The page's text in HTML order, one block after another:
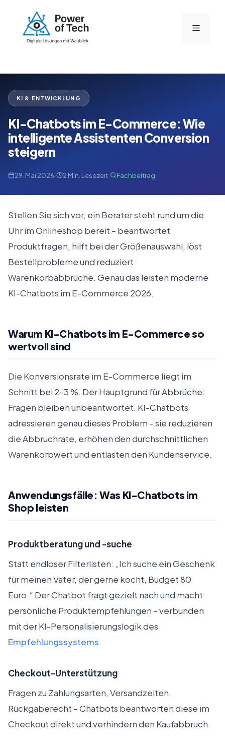
springen
Menü
KI & ENTWICKLUNG
KI-Chatbots im E-Commerce: Wie
intelligente Assistenten Conversion
steigern
29. Mai 2026· 2 Min. Lesezeit· Fachbeitrag
Stellen Sie sich vor, ein Berater steht rund um die
Uhr im Onlineshop bereit – beantwortet
Produktfragen, hilft bei der Größenauswahl, löst
Bestellprobleme und reduziert
Warenkorbabbrüche. Genau das leisten moderne
KI-Chatbots im E-Commerce 2026.
Warum KI-Chatbots im E-Commerce so
wertvoll sind
Die Konversionsrate im E-Commerce liegt im
Schnitt bei 2–3 %. Der Hauptgrund für Abbrüche:
Fragen bleiben unbeantwortet. KI-Chatbots
adressieren genau dieses Problem – sie reduzieren
die Abbruchrate, erhöhen den durchschnittlichen
Warenkorbwert und entlasten den Kundenservice.
Anwendungsfälle: Was KI-Chatbots im
Shop leisten
Produktberatung und -suche
Statt endloser Filterlisten: „Ich suche ein Geschenk
für meinen Vater, der gerne kocht, Budget 80
Euro.“ Der Chatbot fragt gezielt nach und macht
persönliche Produktempfehlungen – verbunden
mit der KI-Personalisierungslogik des
Empfehlungssystems.
Checkout-Unterstützung
Fragen zu Zahlungsarten, Versandzeiten,
Rückgaberecht – Chatbots beantworten diese im
Checkout direkt und verhindern den Kaufabbruch.